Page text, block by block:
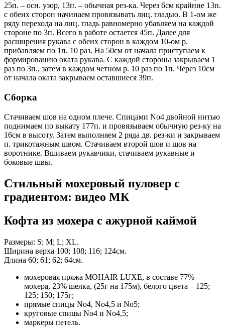
25п. – осн. узор, 13п. – обычная рез-ка. Через 6см крайние 13п.
с обеих сторон начинаем провязывать лиц. гладью. В 1-ом же
ряду перехода на лиц. гладь равномерно убавляем на каждой
стороне по 3п. Всего в работе остается 45п. Далее для
расширения рукава с обеих сторон в каждом 10-ом р.
прибавляем по 1п. 10 раз. На 50см от начала приступаем к
формированию оката рукава. С каждой стороны закрываем 1
раз по 3п., затем в каждом четном р. 10 раз по 1п. Через 10см
от начала оката закрываем оставшиеся 39п.
Сборка
Стачиваем шов на одном плече. Спицами No4 двойной нитью
поднимаем по выкату 177п. и провязываем обычную рез-ку на
16см в высоту. Затем выполняем 2 ряда дв. рез-ки и закрываем
п. трикотажным швом. Стачиваем второй шов и шов на
воротнике. Вшиваем рукавчики, стачиваем рукавные и
боковые швы.
Стильный мохеровый пуловер с
градиентом: видео МК
Кофта из мохера с ажурной каймой
Размеры: S; M; L; XL.
Ширина верха 100; 108; 116; 124см.
Длина 60; 61; 62; 64см.
мохеровая пряжа MOHAIR LUXE, в составе 77%
мохера, 23% шелка, (25г на 175м), белого цвета – 125;
125; 150; 175г;
прямые спицы No4, No4,5 и No5;
круговые спицы No4 и No4,5;
маркеры петель.